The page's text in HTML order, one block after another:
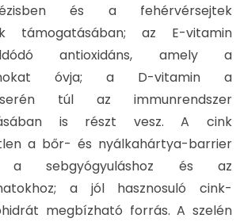
és a fehérvérsejtek
támogatásában; az E-vitamin
antioxidáns, amely a
óvja; a D-vitamin a
túl az immunrendszer
is részt vesz. A cink
a bőr- és nyálkahártya-barrier
a sebgyógyuláshoz és az
a jól hasznosuló cink-
megbízható forrás. A szelén